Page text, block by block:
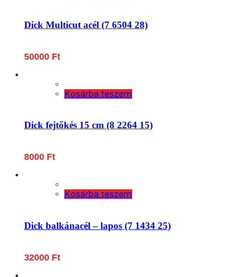
Dick Multicut acél (7 6504 28)
50000 Ft
Kosárba teszem
Dick fejtőkés 15 cm (8 2264 15)
8000 Ft
Kosárba teszem
Dick balkánacél – lapos (7 1434 25)
32000 Ft